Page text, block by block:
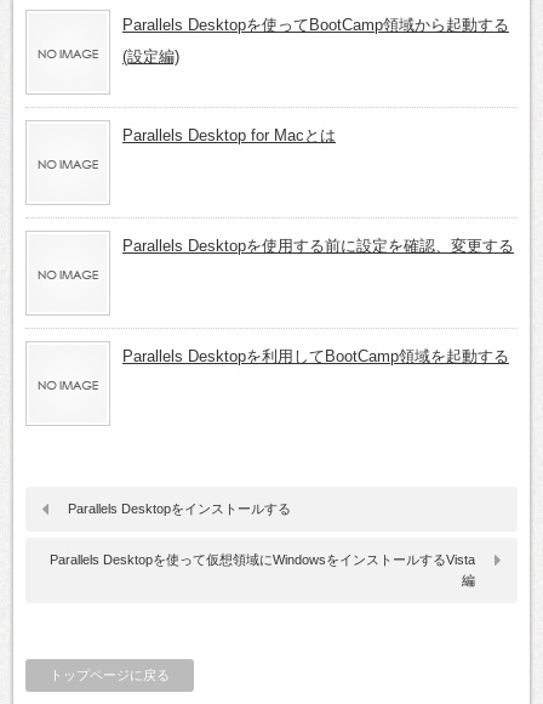
Parallels Desktopを使ってBootCamp領域から起動する
(設定編)
Parallels Desktop for Macとは
Parallels Desktopを使用する前に設定を確認、変更する
Parallels Desktopを利用してBootCamp領域を起動する
Parallels Desktopをインストールする
Parallels Desktopを使って仮想領域にWindowsをインストールするVista
編
トップページに戻る